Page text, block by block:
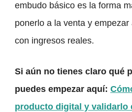
embudo básico es la forma
ponerlo a la venta y
con ingresos reales.
Si aún no tienes claro qué
puedes empezar aquí:
producto digital y validarlo